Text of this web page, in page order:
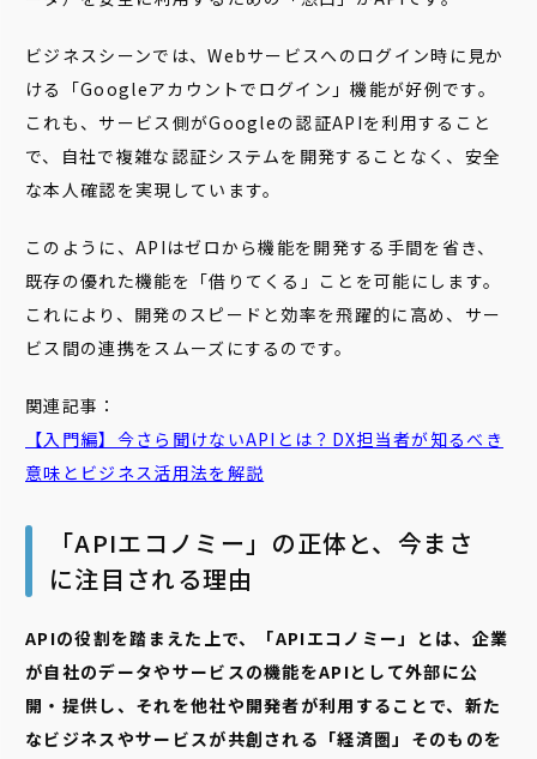
ビジネスシーンでは、Webサービスへのログイン時に見か
ける「Googleアカウントでログイン」機能が好例です。
これも、サービス側がGoogleの認証APIを利用すること
で、自社で複雑な認証システムを開発することなく、安全
な本人確認を実現しています。
このように、APIはゼロから機能を開発する手間を省き、
既存の優れた機能を「借りてくる」ことを可能にします。
これにより、開発のスピードと効率を飛躍的に高め、サー
ビス間の連携をスムーズにするのです。
関連記事：
【入門編】今さら聞けないAPIとは？DX担当者が知るべき
意味とビジネス活用法を解説
「APIエコノミー」の正体と、今まさ
に注目される理由
APIの役割を踏まえた上で、「APIエコノミー」とは、企業
が自社のデータやサービスの機能をAPIとして外部に公
開・提供し、それを他社や開発者が利用することで、新た
なビジネスやサービスが共創される「経済圏」そのものを